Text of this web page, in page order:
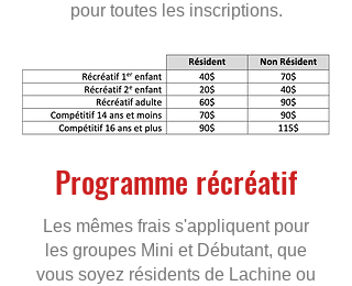
pour toutes les inscriptions.
Programme récréatif
Les mêmes frais s'appliquent pour
les groupes Mini et Débutant, que
vous soyez résidents de Lachine ou